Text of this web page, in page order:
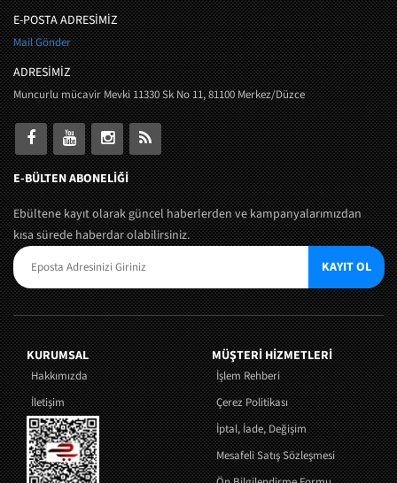
E-POSTA ADRESİMİZ
Mail Gönder
ADRESİMİZ
Muncurlu mücavir Mevki 11330 Sk No 11, 81100 Merkez/Düzce
E-BÜLTEN ABONELİĞİ
Ebültene kayıt olarak güncel haberlerden ve kampanyalarımızdan
kısa sürede haberdar olabilirsiniz.
KAYIT OL
KURUMSAL
Hakkımızda
İletişim
MÜŞTERI HIZMETLERI
İşlem Rehberi
Çerez Politikası
İptal, İade, Değişim
Mesafeli Satış Sözleşmesi